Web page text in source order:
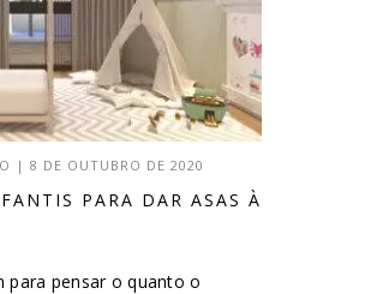
|8 DE OUTUBRO DE 2020
PARA DAR ASAS À
para pensar o quanto o